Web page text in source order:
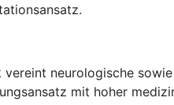
vereint neurologische
mit hoher